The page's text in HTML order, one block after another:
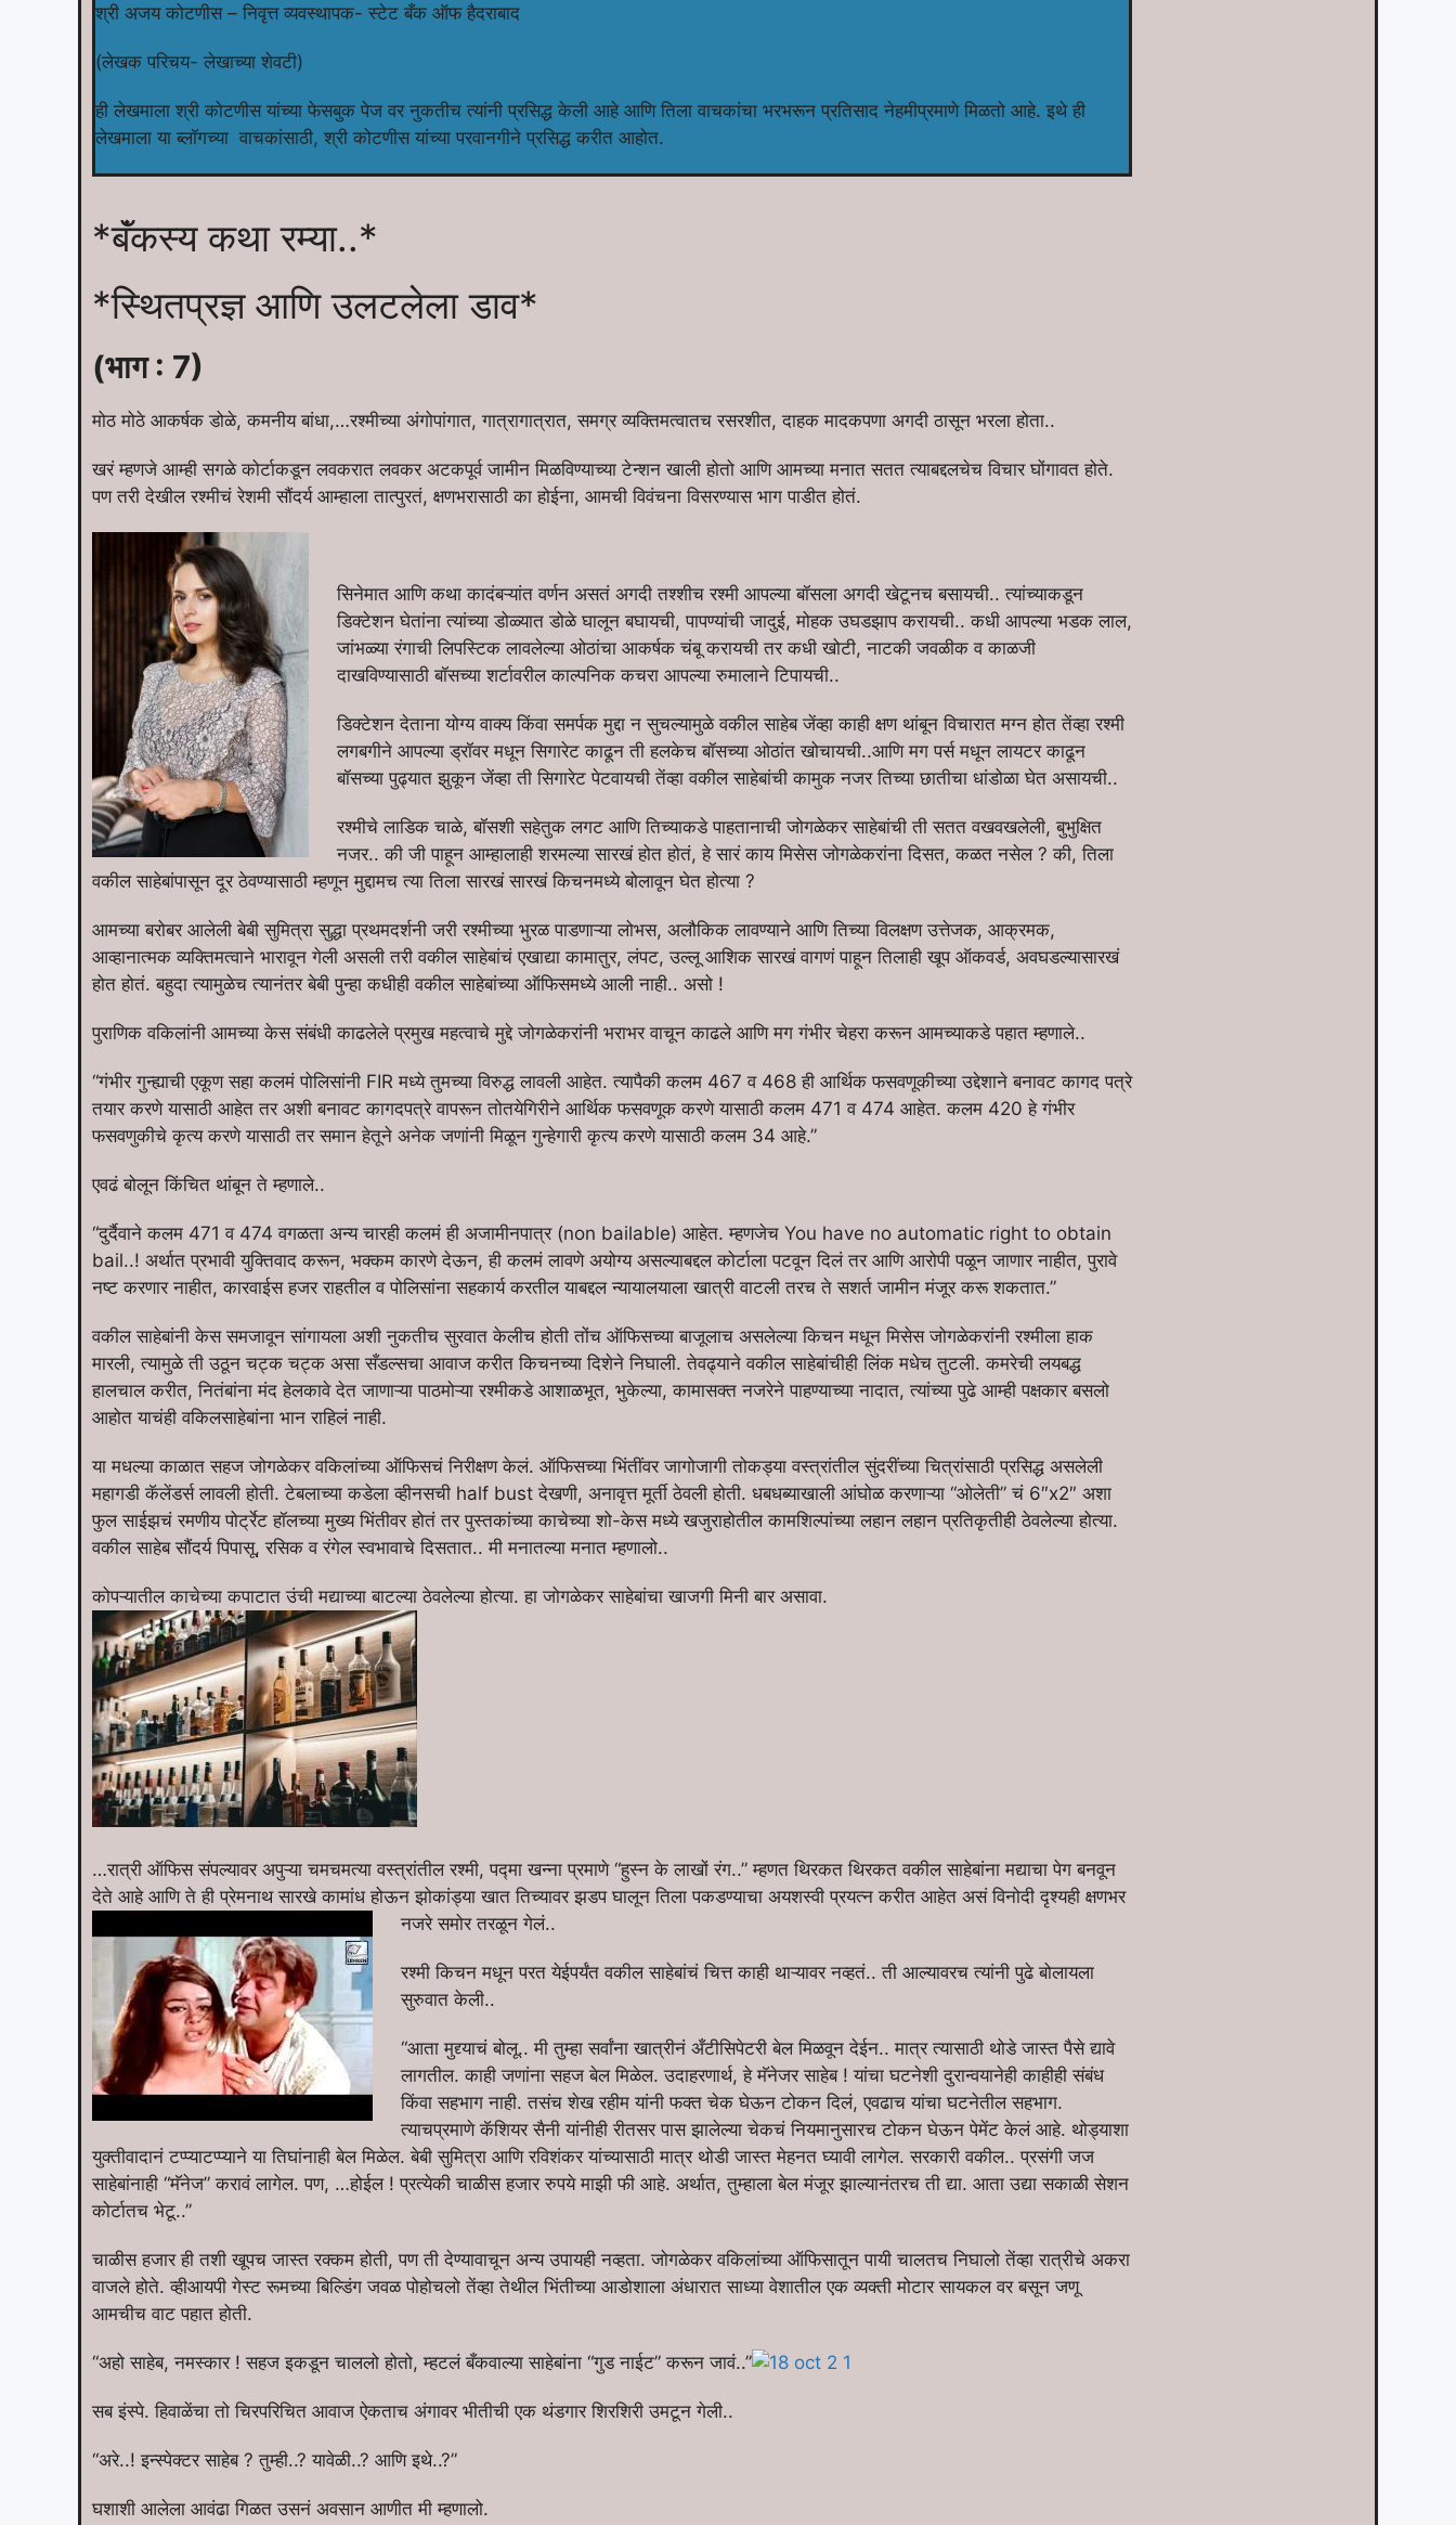
श्री अजय कोटणीस – निवृत्त व्यवस्थापक- स्टेट बँक ऑफ हैदराबाद
(लेखक परिचय- लेखाच्या शेवटी)
ही लेखमाला श्री कोटणीस यांच्या फेसबुक पेज वर नुकतीच त्यांनी प्रसिद्ध केली आहे आणि तिला वाचकांचा भरभरून प्रतिसाद नेहमीप्रमाणे मिळतो आहे. इथे ही
लेखमाला या ब्लॉगच्या वाचकांसाठी, श्री कोटणीस यांच्या परवानगीने प्रसिद्ध करीत आहोत.
*बॅंकस्य कथा रम्या..*
*स्थितप्रज्ञ आणि उलटलेला डाव*
(भाग : 7)
मोठ मोठे आकर्षक डोळे, कमनीय बांधा,…रश्मीच्या अंगोपांगात, गात्रागात्रात, समग्र व्यक्तिमत्वातच रसरशीत, दाहक मादकपणा अगदी ठासून भरला होता..
खरं म्हणजे आम्ही सगळे कोर्टाकडून लवकरात लवकर अटकपूर्व जामीन मिळविण्याच्या टेन्शन खाली होतो आणि आमच्या मनात सतत त्याबद्दलचेच विचार घोंगावत होते.
पण तरी देखील रश्मीचं रेशमी सौंदर्य आम्हाला तात्पुरतं, क्षणभरासाठी का होईना, आमची विवंचना विसरण्यास भाग पाडीत होतं.
सिनेमात आणि कथा कादंबऱ्यांत वर्णन असतं अगदी तश्शीच रश्मी आपल्या बॉसला अगदी खेटूनच बसायची.. त्यांच्याकडून
डिक्टेशन घेतांना त्यांच्या डोळ्यात डोळे घालून बघायची, पापण्यांची जादुई, मोहक उघडझाप करायची.. कधी आपल्या भडक लाल,
जांभळ्या रंगाची लिपस्टिक लावलेल्या ओठांचा आकर्षक चंबू करायची तर कधी खोटी, नाटकी जवळीक व काळजी
दाखविण्यासाठी बॉसच्या शर्टावरील काल्पनिक कचरा आपल्या रुमालाने टिपायची..
डिक्टेशन देताना योग्य वाक्य किंवा समर्पक मुद्दा न सुचल्यामुळे वकील साहेब जेंव्हा काही क्षण थांबून विचारात मग्न होत तेंव्हा रश्मी
लगबगीने आपल्या ड्रॉवर मधून सिगारेट काढून ती हलकेच बॉसच्या ओठांत खोचायची..आणि मग पर्स मधून लायटर काढून
बॉसच्या पुढ्यात झुकून जेंव्हा ती सिगारेट पेटवायची तेंव्हा वकील साहेबांची कामुक नजर तिच्या छातीचा धांडोळा घेत असायची..
रश्मीचे लाडिक चाळे, बॉसशी सहेतुक लगट आणि तिच्याकडे पाहतानाची जोगळेकर साहेबांची ती सतत वखवखलेली, बुभुक्षित
नजर.. की जी पाहून आम्हालाही शरमल्या सारखं होत होतं, हे सारं काय मिसेस जोगळेकरांना दिसत, कळत नसेल ? की, तिला
वकील साहेबांपासून दूर ठेवण्यासाठी म्हणून मुद्दामच त्या तिला सारखं सारखं किचनमध्ये बोलावून घेत होत्या ?
आमच्या बरोबर आलेली बेबी सुमित्रा सुद्धा प्रथमदर्शनी जरी रश्मीच्या भुरळ पाडणाऱ्या लोभस, अलौकिक लावण्याने आणि तिच्या विलक्षण उत्तेजक, आक्रमक,
आव्हानात्मक व्यक्तिमत्वाने भारावून गेली असली तरी वकील साहेबांचं एखाद्या कामातुर, लंपट, उल्लू आशिक सारखं वागणं पाहून तिलाही खूप ऑकवर्ड, अवघडल्यासारखं
होत होतं. बहुदा त्यामुळेच त्यानंतर बेबी पुन्हा कधीही वकील साहेबांच्या ऑफिसमध्ये आली नाही.. असो !
पुराणिक वकिलांनी आमच्या केस संबंधी काढलेले प्रमुख महत्वाचे मुद्दे जोगळेकरांनी भराभर वाचून काढले आणि मग गंभीर चेहरा करून आमच्याकडे पहात म्हणाले..
“गंभीर गुन्ह्याची एकूण सहा कलमं पोलिसांनी FIR मध्ये तुमच्या विरुद्ध लावली आहेत. त्यापैकी कलम 467 व 468 ही आर्थिक फसवणूकीच्या उद्देशाने बनावट कागद पत्रे
तयार करणे यासाठी आहेत तर अशी बनावट कागदपत्रे वापरून तोतयेगिरीने आर्थिक फसवणूक करणे यासाठी कलम 471 व 474 आहेत. कलम 420 हे गंभीर
फसवणुकीचे कृत्य करणे यासाठी तर समान हेतूने अनेक जणांनी मिळून गुन्हेगारी कृत्य करणे यासाठी कलम 34 आहे.”
एवढं बोलून किंचित थांबून ते म्हणाले..
“दुर्दैवाने कलम 471 व 474 वगळता अन्य चारही कलमं ही अजामीनपात्र (non bailable) आहेत. म्हणजेच You have no automatic right to obtain
bail..! अर्थात प्रभावी युक्तिवाद करून, भक्कम कारणे देऊन, ही कलमं लावणे अयोग्य असल्याबद्दल कोर्टाला पटवून दिलं तर आणि आरोपी पळून जाणार नाहीत, पुरावे
नष्ट करणार नाहीत, कारवाईस हजर राहतील व पोलिसांना सहकार्य करतील याबद्दल न्यायालयाला खात्री वाटली तरच ते सशर्त जामीन मंजूर करू शकतात.”
वकील साहेबांनी केस समजावून सांगायला अशी नुकतीच सुरवात केलीच होती तोंच ऑफिसच्या बाजूलाच असलेल्या किचन मधून मिसेस जोगळेकरांनी रश्मीला हाक
मारली, त्यामुळे ती उठून चट्क चट्क असा सँडल्सचा आवाज करीत किचनच्या दिशेने निघाली. तेवढ्याने वकील साहेबांचीही लिंक मधेच तुटली. कमरेची लयबद्ध
हालचाल करीत, नितंबांना मंद हेलकावे देत जाणाऱ्या पाठमोऱ्या रश्मीकडे आशाळभूत, भुकेल्या, कामासक्त नजरेने पाहण्याच्या नादात, त्यांच्या पुढे आम्ही पक्षकार बसलो
आहोत याचंही वकिलसाहेबांना भान राहिलं नाही.
या मधल्या काळात सहज जोगळेकर वकिलांच्या ऑफिसचं निरीक्षण केलं. ऑफिसच्या भिंतींवर जागोजागी तोकड्या वस्त्रांतील सुंदरींच्या चित्रांसाठी प्रसिद्ध असलेली
महागडी कॅलेंडर्स लावली होती. टेबलाच्या कडेला व्हीनसची half bust देखणी, अनावृत्त मूर्ती ठेवली होती. धबधब्याखाली आंघोळ करणाऱ्या “ओलेती” चं 6″x2″ अशा
फुल साईझचं रमणीय पोर्ट्रेट हॉलच्या मुख्य भिंतीवर होतं तर पुस्तकांच्या काचेच्या शो-केस मध्ये खजुराहोतील कामशिल्पांच्या लहान लहान प्रतिकृतीही ठेवलेल्या होत्या.
वकील साहेब सौंदर्य पिपासू, रसिक व रंगेल स्वभावाचे दिसतात.. मी मनातल्या मनात म्हणालो..
कोपऱ्यातील काचेच्या कपाटात उंची मद्याच्या बाटल्या ठेवलेल्या होत्या. हा जोगळेकर साहेबांचा खाजगी मिनी बार असावा.
…रात्री ऑफिस संपल्यावर अपुऱ्या चमचमत्या वस्त्रांतील रश्मी, पद्मा खन्ना प्रमाणे “हुस्न के लाखों रंग..” म्हणत थिरकत थिरकत वकील साहेबांना मद्याचा पेग बनवून
देते आहे आणि ते ही प्रेमनाथ सारखे कामांध होऊन झोकांड्या खात तिच्यावर झडप घालून तिला पकडण्याचा अयशस्वी प्रयत्न करीत आहेत असं विनोदी दृश्यही क्षणभर
नजरे समोर तरळून गेलं..
रश्मी किचन मधून परत येईपर्यंत वकील साहेबांचं चित्त काही थाऱ्यावर नव्हतं.. ती आल्यावरच त्यांनी पुढे बोलायला
सुरुवात केली..
“आता मुद्द्याचं बोलू.. मी तुम्हा सर्वांना खात्रीनं अँटीसिपेटरी बेल मिळवून देईन.. मात्र त्यासाठी थोडे जास्त पैसे द्यावे
लागतील. काही जणांना सहज बेल मिळेल. उदाहरणार्थ, हे मॅनेजर साहेब ! यांचा घटनेशी दुरान्वयानेही काहीही संबंध
किंवा सहभाग नाही. तसंच शेख रहीम यांनी फक्त चेक घेऊन टोकन दिलं, एवढाच यांचा घटनेतील सहभाग.
त्याचप्रमाणे कॅशियर सैनी यांनीही रीतसर पास झालेल्या चेकचं नियमानुसारच टोकन घेऊन पेमेंट केलं आहे. थोड्याशा
युक्तीवादानं टप्प्याटप्प्याने या तिघांनाही बेल मिळेल. बेबी सुमित्रा आणि रविशंकर यांच्यासाठी मात्र थोडी जास्त मेहनत घ्यावी लागेल. सरकारी वकील.. प्रसंगी जज
साहेबांनाही “मॅनेज” करावं लागेल. पण, …होईल ! प्रत्येकी चाळीस हजार रुपये माझी फी आहे. अर्थात, तुम्हाला बेल मंजूर झाल्यानंतरच ती द्या. आता उद्या सकाळी सेशन
कोर्टातच भेटू..”
चाळीस हजार ही तशी खूपच जास्त रक्कम होती, पण ती देण्यावाचून अन्य उपायही नव्हता. जोगळेकर वकिलांच्या ऑफिसातून पायी चालतच निघालो तेंव्हा रात्रीचे अकरा
वाजले होते. व्हीआयपी गेस्ट रूमच्या बिल्डिंग जवळ पोहोचलो तेंव्हा तेथील भिंतीच्या आडोशाला अंधारात साध्या वेशातील एक व्यक्ती मोटार सायकल वर बसून जणू
आमचीच वाट पहात होती.
“अहो साहेब, नमस्कार ! सहज इकडून चाललो होतो, म्हटलं बँकवाल्या साहेबांना “गुड नाईट” करून जावं..”
सब इंस्पे. हिवाळेंचा तो चिरपरिचित आवाज ऐकताच अंगावर भीतीची एक थंडगार शिरशिरी उमटून गेली..
“अरे..! इन्स्पेक्टर साहेब ? तुम्ही..? यावेळी..? आणि इथे..?”
घशाशी आलेला आवंढा गिळत उसनं अवसान आणीत मी म्हणालो.